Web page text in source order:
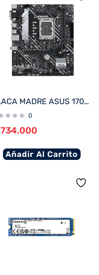
PLACA MADRE ASUS 1700 H610M-A D4 PRIME V/S/R/HDMI/DP/2M2/DDR4/USB3.2/MATX
0
734.000
Añadir Al Carrito